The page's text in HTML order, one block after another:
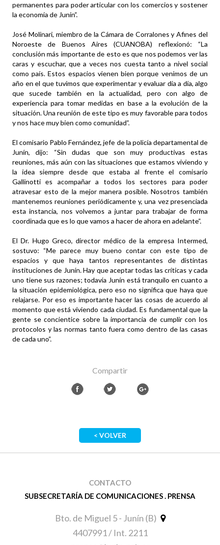
permanentes para poder articular con los comercios y sostener
la economía de Junín”.
José Molinari, miembro de la Cámara de Corralones y Afines del
Noroeste de Buenos Aires (CUANOBA) reflexionó: “La
conclusión más importante de esto es que nos podemos ver las
caras y escuchar, que a veces nos cuesta tanto a nivel social
como país. Estos espacios vienen bien porque venimos de un
año en el que tuvimos que experimentar y evaluar día a día, algo
que sucede también en la actualidad, pero con algo de
experiencia para tomar medidas en base a la evolución de la
situación. Una reunión de este tipo es muy favorable para todos
y nos hace muy bien como comunidad”.
El comisario Pablo Fernández, jefe de la policía departamental de
Junín, dijo: “Sin dudas que son muy productivas estas
reuniones, más aún con las situaciones que estamos viviendo y
la idea siempre desde que estaba al frente el comisario
Gallinotti es acompañar a todos los sectores para poder
atravesar esto de la mejor manera posible. Nosotros también
mantenemos reuniones periódicamente y, una vez presenciada
esta instancia, nos volvemos a juntar para trabajar de forma
coordinada que es lo que vamos a hacer de ahora en adelante”.
El Dr. Hugo Greco, director médico de la empresa Intermed,
sostuvo: “Me parece muy bueno contar con este tipo de
espacios y que haya tantos representantes de distintas
instituciones de Junín. Hay que aceptar todas las críticas y cada
uno tiene sus razones; todavía Junín está tranquilo en cuanto a
la situación epidemiológica, pero eso no significa que haya que
relajarse. Por eso es importante hacer las cosas de acuerdo al
momento que está viviendo cada ciudad. Es fundamental que la
gente se concientice sobre la importancia de cumplir con los
protocolos y las normas tanto fuera como dentro de las casas
de cada uno”.
Compartir
< VOLVER
CONTACTO
SUBSECRETARÍA DE COMUNICACIONES . PRENSA
Bto. de Miguel 5 - Junín (B)
4407991 / Int. 2211